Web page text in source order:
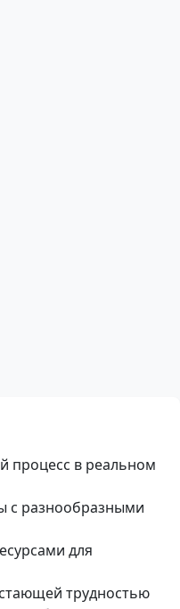
процесс в реальном
с разнообразными
для
трудностью